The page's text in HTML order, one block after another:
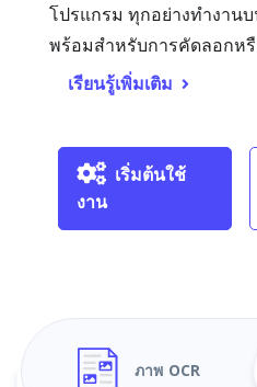
โปรแกรม ทุกอย่างทำงาน
พร้อมสำหรับการคัดลอกห
เรียนรู้เพิ่มเติม
เริ่มต้นใช้
งาน
ภาพ OCR